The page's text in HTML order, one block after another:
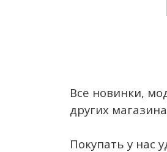
Все новинки,
других
Покупать у нас